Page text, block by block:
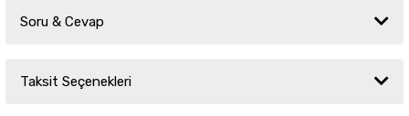
Soru & Cevap
Ürün hakkında henüz soru sorulmamış.
Taksit Seçenekleri